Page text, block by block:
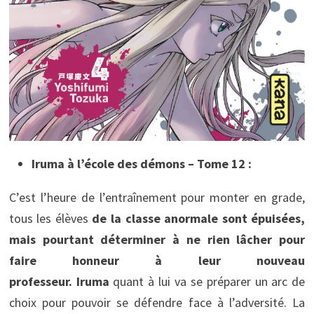
Iruma à l’école des démons – Tome 12 :
C’est l’heure de l’entraînement pour monter en grade,
tous les élèves de la classe anormale sont épuisées,
mais pourtant déterminer à ne rien lâcher pour
faire honneur à leur nouveau
professeur. Iruma quant à lui va se préparer un arc de
choix pour pouvoir se défendre face à l’adversité. La